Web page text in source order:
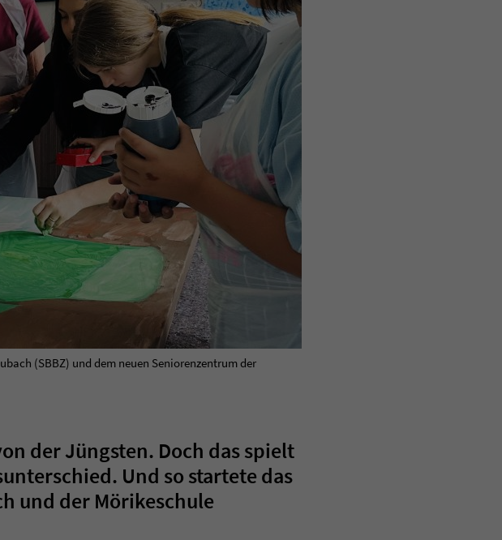
(SBBZ) und dem neuen Seniorenzentrum der
der Jüngsten. Doch das spielt
Und so startete das
und der Mörikeschule